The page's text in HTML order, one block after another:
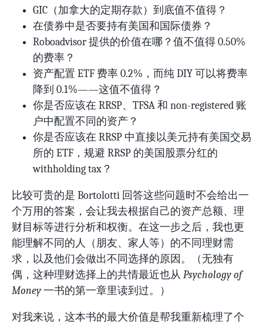
GIC（加拿大的定期存款）到底值不值得？
在债券中是否要持有美国和国际债券？
Roboadvisor 提供的价值在哪？值不值得 0.50%
的费率？
资产配置 ETF 费率 0.2%，而纯 DIY 可以将费率
降到 0.1%——这值不值得？
你是否应该在 RRSP、TFSA 和 non-registered 账
户中配置不同的资产？
你是否应该在 RRSP 中直接以美元持有美国交易
所的 ETF，规避 RRSP 的美国股票分红的
withholding tax？
比较可贵的是 Bortolotti 回答这些问题时不会给出一
个万用的答案，会让我去根据自己的资产总额、理
财目标等进行分析和权衡。在这一步之后，我也更
能理解不同的人（朋友、家人等）的不同理财需
求，以及他们会做出不同选择的原因。（无独有
偶，这种理财选择上的共情最近也从 Psychology of
Money一书的第一章里读到过。）
对我来说，这本书的最大价值是帮我重新梳理了个